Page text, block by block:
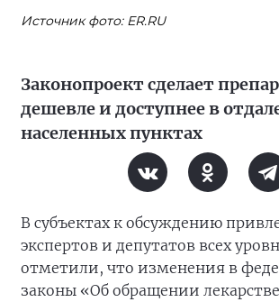
Источник фото: ER.RU
Законопроект сделает
дешевле и доступнее в
населенных пунктах
В субъектах к обсуждению
экспертов и депутатов всех
отметили, что изменения в
законы «Об обращении